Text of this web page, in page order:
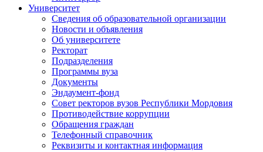
Университет
Сведения об образовательной организации
Новости и объявления
Об университете
Ректорат
Подразделения
Программы вуза
Документы
Эндаумент-фонд
Совет ректоров вузов Республики Мордовия
Противодействие коррупции
Обращения граждан
Телефонный справочник
Реквизиты и контактная информация